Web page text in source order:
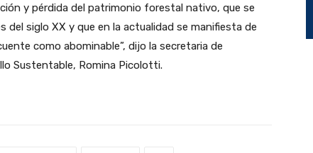
y pérdida del patrimonio forestal nativo, que se
del siglo XX y que en la actualidad se manifiesta de
como abominable”, dijo la secretaria de
Sustentable, Romina Picolotti.